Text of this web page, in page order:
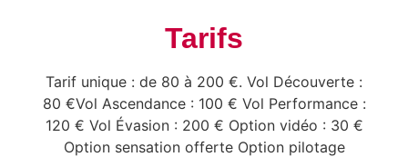
Tarifs
Tarif unique : de 80 à 200 €. Vol Découverte :
80 € ​Vol Ascendance : 100 € Vol Performance :
120 € Vol Évasion : 200 € Option vidéo : 30 €
Option sensation offerte Option pilotage